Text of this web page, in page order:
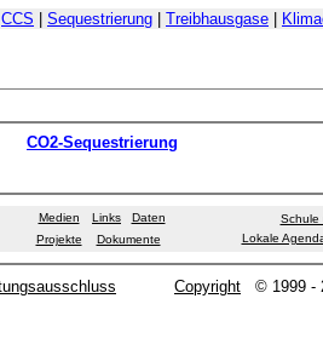
CCS Sequestrierung Treibhausgase
CO2-Sequestrierung
Medien Links
Daten
Projekte
Dokumente
Schule
Lokale
Copyright © 1999 -